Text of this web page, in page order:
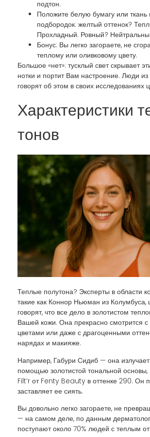
подтон.
Положите белую бумагу или ткань
подбородок: желтый оттенок?
Прохладный. Ровный?
Бонус: Вы легко загораете, не
теплому или оливковому цвету.
Большое «нет»: тусклый свет скрывает
нотки и портит Вам настроение. Люди
говорят об этом в своих исследованиях
Характеристики
тонов
Теплые полутона? Эксперты в области
такие как Коннор Ньюман из Колумбуса,
говорят, что все дело в золотистом
Вашей кожи. Она прекрасно смотрится
цветами или даже с драгоценными
нарядах и макияже.
Например, Габури Сидиб — она
помощью золотистой тональной
Filt’r от Fenty Beauty в оттенке 290. Он
заставляет ее сиять.
Вы довольно легко загораете, не
— на самом деле, по данным
поступают около 70% людей с теплым